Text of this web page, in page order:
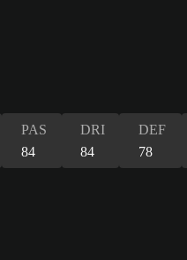
PAS
84
DRI
84
DEF
78